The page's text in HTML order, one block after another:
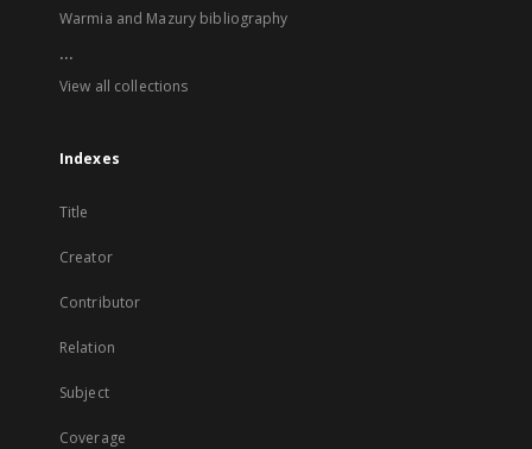
Warmia and Mazury bibliography
...
View all collections
Indexes
Title
Creator
Contributor
Relation
Subject
Coverage